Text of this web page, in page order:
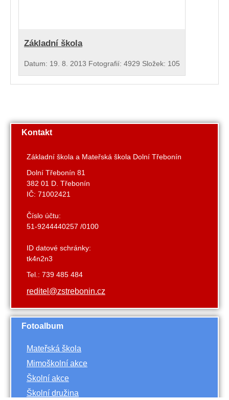
Základní škola
Datum: 19. 8. 2013 Fotografií: 4929 Složek: 105
Kontakt
Základní škola a Mateřská škola Dolní Třebonín
Dolní Třebonín 81
382 01 D. Třebonín
IČ: 71002421
Číslo účtu:
51-9244440257 /0100
ID datové schránky:
tk4n2n3
Tel.: 739 485 484
reditel@zstrebonin.cz
Fotoalbum
Mateřská škola
Mimoškolní akce
Školní akce
Školní družina